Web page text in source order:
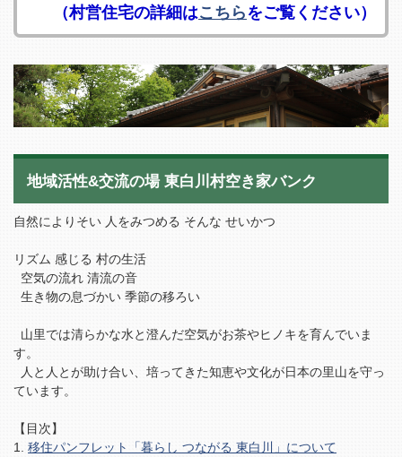
（村営住宅の詳細はこちらをご覧ください）
地域活性&交流の場 東白川村空き家バンク
自然によりそい 人をみつめる そんな せいかつ
リズム 感じる 村の生活
空気の流れ 清流の音
生き物の息づかい 季節の移ろい
山里では清らかな水と澄んだ空気がお茶やヒノキを育んでいま
す。
人と人とが助け合い、培ってきた知恵や文化が日本の里山を守っ
ています。
【目次】
移住パンフレット「暮らし つながる 東白川」について